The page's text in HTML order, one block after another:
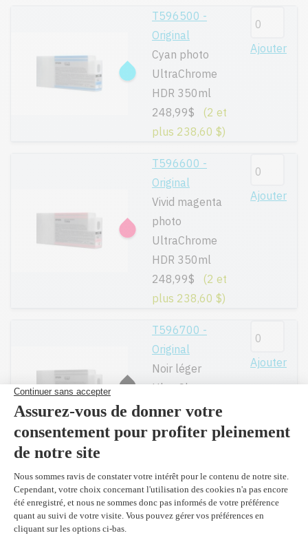
T596500 -
Original
Cyan photo
UltraChrome
HDR 350ml
248,99$
(2 et
plus 238,60 $)
Ajouter
T596600 -
Original
Vivid magenta
photo
UltraChrome
HDR 350ml
248,99$
(2 et
plus 238,60 $)
Ajouter
T596700 -
Original
Noir léger
UltraChrome
HDR 350ml
248,99$ (2 et
Ajouter
T596800 -
Original
Noir mat
Ajouter